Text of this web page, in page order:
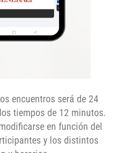
encuentros será de 24
tiempos de 12 minutos.
en función del
y los distintos